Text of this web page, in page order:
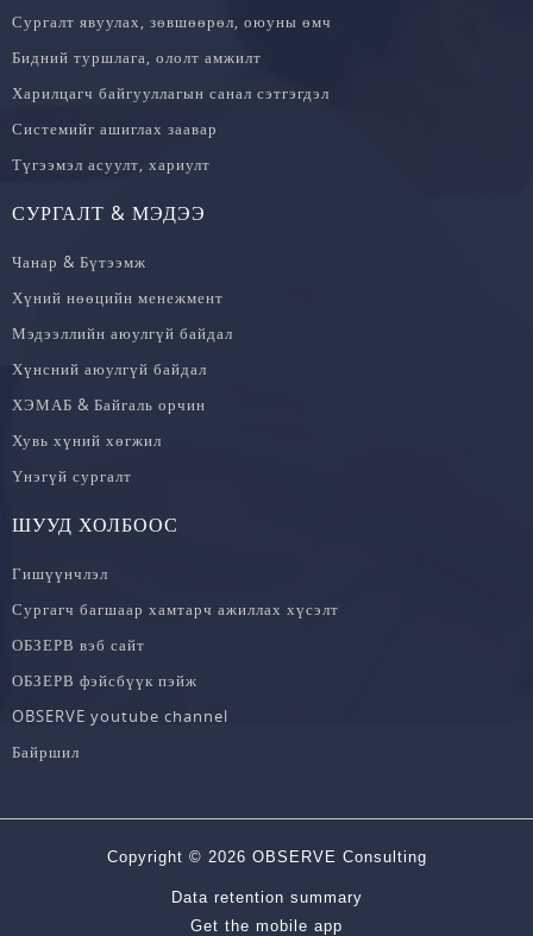
Сургалт явуулах, зөвшөөрөл, оюуны өмч
Бидний туршлага, ололт амжилт
Харилцагч байгууллагын санал сэтгэгдэл
Системийг ашиглах заавар
Түгээмэл асуулт, хариулт
СУРГАЛТ & МЭДЭЭ
Чанар & Бүтээмж
Хүний нөөцийн менежмент
Мэдээллийн аюулгүй байдал
Хүнсний аюулгүй байдал
ХЭМАБ & Байгаль орчин
Хувь хүний хөгжил
Үнэгүй сургалт
ШУУД ХОЛБООС
Гишүүнчлэл
Сургагч багшаар хамтарч ажиллах хүсэлт
ОБЗЕРВ вэб сайт
ОБЗЕРВ фэйсбүүк пэйж
OBSERVE youtube channel
Байршил
Copyright © 2026 OBSERVE Consulting
Data retention summary
Get the mobile app